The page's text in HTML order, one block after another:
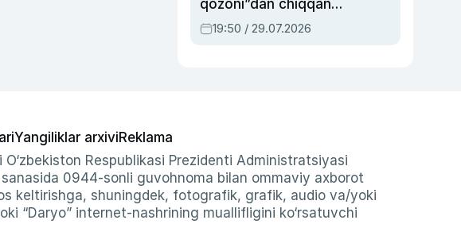
qozoni”dan chiqqan
qahramon — Ukraina
armiyasi bosh
19:50 / 29.07.2026
Yangiliklar arxiviReklama
Respublikasi Prezidenti Administratsiyasi
0944-sonli guvohnoma bilan ommaviy axborot
keltirishga, shuningdek, fotografik, grafik, audio va/yoki
“Daryo” internet-nashrining muallifligini ko‘rsatuvchi